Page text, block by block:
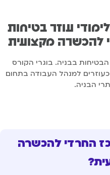
עוזר בטיחות
להכשרה מקצועית
בבניה. בוגרי הקורס
למנהל העבודה בתחום
הבניה.
החרדי להכשרה